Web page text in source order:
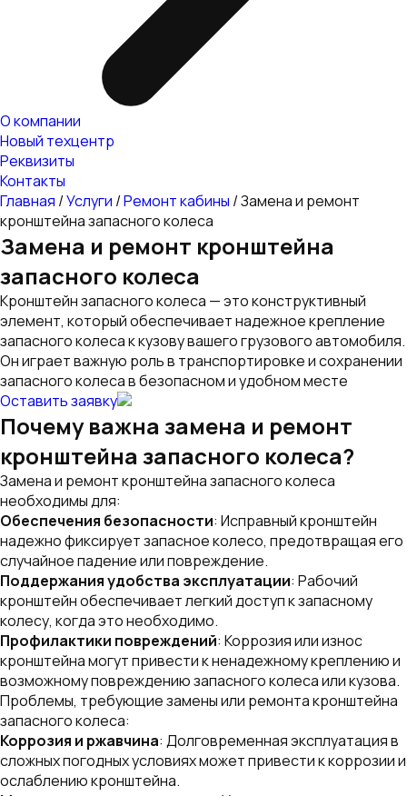
О компании
Новый техцентр
Реквизиты
Контакты
Главная /Услуги /Ремонт кабины /Замена и ремонт
кронштейна запасного колеса
Замена и ремонт кронштейна
запасного колеса
Кронштейн запасного колеса — это конструктивный
элемент, который обеспечивает надежное крепление
запасного колеса к кузову вашего грузового автомобиля.
Он играет важную роль в транспортировке и сохранении
запасного колеса в безопасном и удобном месте
Оставить заявку
Почему важна замена и ремонт
кронштейна запасного колеса?
Замена и ремонт кронштейна запасного колеса
необходимы для:
Обеспечения безопасности: Исправный кронштейн
надежно фиксирует запасное колесо, предотвращая его
случайное падение или повреждение.
Поддержания удобства эксплуатации: Рабочий
кронштейн обеспечивает легкий доступ к запасному
колесу, когда это необходимо.
Профилактики повреждений: Коррозия или износ
кронштейна могут привести к ненадежному креплению и
возможному повреждению запасного колеса или кузова.
Проблемы, требующие замены или ремонта кронштейна
запасного колеса:
Коррозия и ржавчина: Долговременная эксплуатация в
сложных погодных условиях может привести к коррозии и
ослаблению кронштейна.